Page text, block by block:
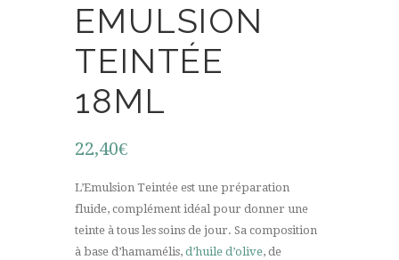
EMULSION
TEINTÉE
18ML
22,40€
L’Emulsion Teintée est une préparation
fluide, complément idéal pour donner une
teinte à tous les soins de jour. Sa composition
à base d’hamamélis, d’huile d’olive, de